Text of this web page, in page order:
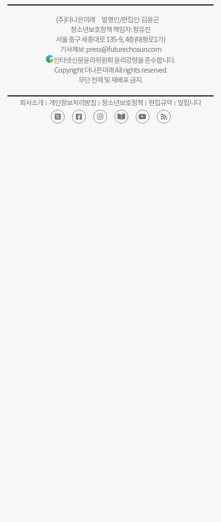
(주)더나은미래 발행인/편집인: 김윤곤
청소년보호정책 책임자: 정유진
서울 중구 세종대로 135-9, 4층(태평로1가)
기사제보:press@futurechosun.com
인터넷신문윤리위원회 윤리강령을 준수합니다.
Copyright 더나은미래 All rights reserved.
무단 전재 및 재배포 금지.
회사소개 개인정보처리방침 청소년보호정책 편집규약 알립니다